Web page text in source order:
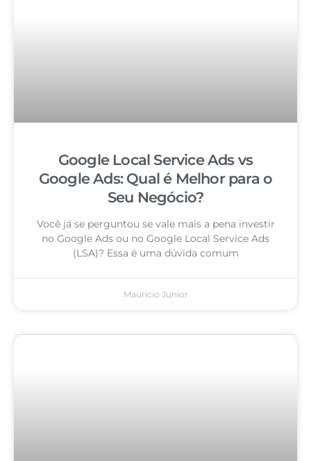
Google Local Service Ads vs
Google Ads: Qual é Melhor para o
Seu Negócio?
Você já se perguntou se vale mais a pena investir
no Google Ads ou no Google Local Service Ads
(LSA)? Essa é uma dúvida comum
Mauricio Junior